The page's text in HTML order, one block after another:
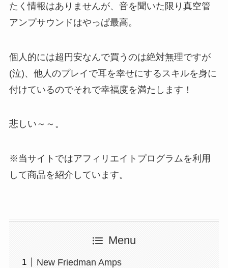
たく情報はありませんが、音を聞いた限り真空管
アンプサウンドはやっぱ最高。
個人的には超円安なんで買うのは絶対無理ですが
(泣)、他人のプレイで耳を幸せにするスキルを身に
付けているのでそれで幸福度を満たします！
悲しい～～。
※当サイトではアフィリエイトプログラムを利用
して商品を紹介しています。
Menu
New Friedman Amps